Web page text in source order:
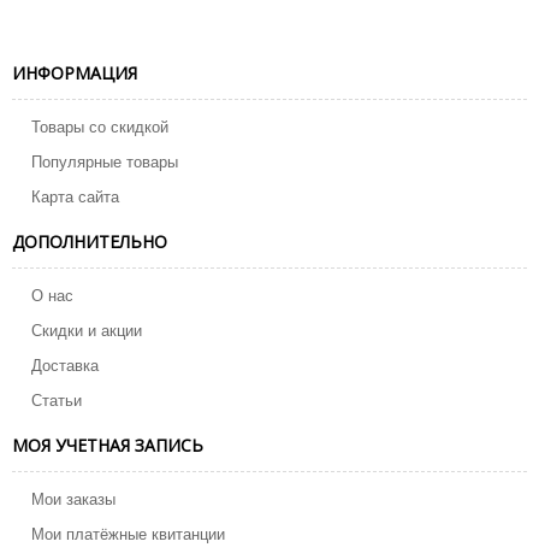
ИНФОРМАЦИЯ
Товары со скидкой
Популярные товары
Карта сайта
ДОПОЛНИТЕЛЬНО
О нас
Скидки и акции
Доставка
Статьи
МОЯ УЧЕТНАЯ ЗАПИСЬ
Мои заказы
Мои платёжные квитанции